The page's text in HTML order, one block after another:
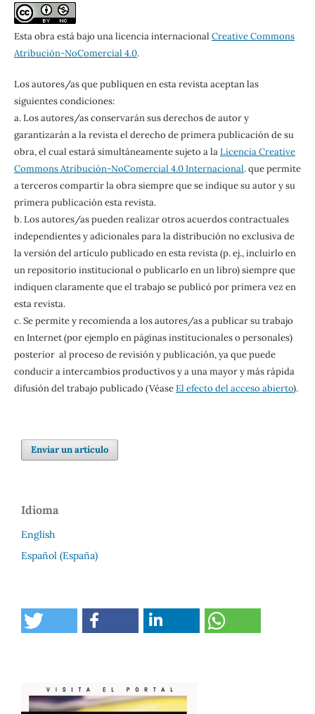
Esta obra está bajo una licencia internacional Creative Commons
Atribución-NoComercial 4.0.
Los autores/as que publiquen en esta revista aceptan las
siguientes condiciones:
a. Los autores/as conservarán sus derechos de autor y
garantizarán a la revista el derecho de primera publicación de su
obra, el cual estará simultáneamente sujeto a laLicencia Creative
Commons Atribución-NoComercial 4.0 Internacional. que permite
a terceros compartir la obra siempre que se indique su autor y su
primera publicación esta revista.
b. Los autores/as pueden realizar otros acuerdos contractuales
independientes y adicionales para la distribución no exclusiva de
la versión del artículo publicado en esta revista (p. ej., incluirlo en
un repositorio institucional o publicarlo en un libro) siempre que
indiquen claramente que el trabajo se publicó por primera vez en
esta revista.
c. Se permite y recomienda a los autores/as a publicar su trabajo
en Internet (por ejemplo en páginas institucionales o personales)
posterior al proceso de revisión y publicación, ya que puede
conducir a intercambios productivos y a una mayor y más rápida
difusión del trabajo publicado (VéaseEl efecto del acceso abierto).
Enviar un artículo
Idioma
English
Español (España)